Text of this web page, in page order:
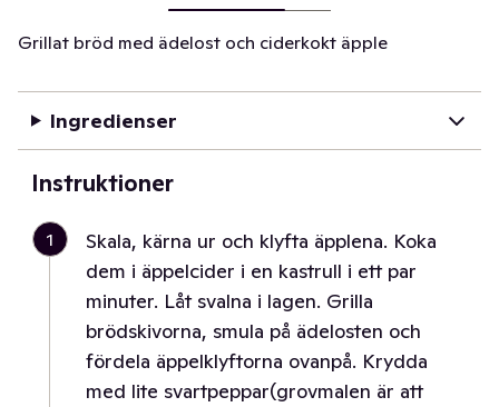
Grillat bröd med ädelost och ciderkokt äpple
Ingredienser
Instruktioner
1
Skala, kärna ur och klyfta äpplena. Koka
dem i äppelcider i en kastrull i ett par
minuter. Låt svalna i lagen. Grilla
brödskivorna, smula på ädelosten och
fördela äppelklyftorna ovanpå. Krydda
med lite svartpeppar(grovmalen är att